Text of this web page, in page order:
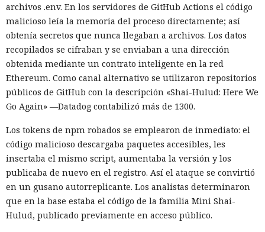
archivos .env. En los servidores de GitHub Actions el código
malicioso leía la memoria del proceso directamente; así
obtenía secretos que nunca llegaban a archivos. Los datos
recopilados se cifraban y se enviaban a una dirección
obtenida mediante un contrato inteligente en la red
Ethereum. Como canal alternativo se utilizaron repositorios
públicos de GitHub con la descripción «Shai-Hulud: Here We
Go Again» —Datadog contabilizó más de 1300.
Los tokens de npm robados se emplearon de inmediato: el
código malicioso descargaba paquetes accesibles, les
insertaba el mismo script, aumentaba la versión y los
publicaba de nuevo en el registro. Así el ataque se convirtió
en un gusano autorreplicante. Los analistas determinaron
que en la base estaba el código de la familia Mini Shai-
Hulud, publicado previamente en acceso público.